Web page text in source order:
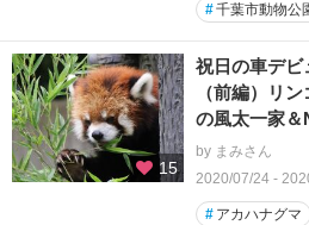
#千葉市動物公
15
祝日の車デビ
（前編）リ
の風太一家＆
by まみさん
2020/07/24 -
# アカハナグマ